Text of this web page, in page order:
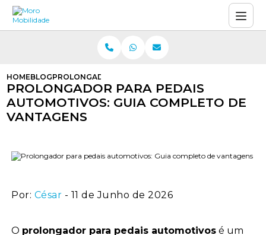
HOMEBLOGPROLONGADOR PARA PEDAIS AUTOMOTIVOS: GUIA
PROLONGADOR PARA PEDAIS
AUTOMOTIVOS: GUIA COMPLETO DE
VANTAGENS
Por: César - 11 de Junho de 2026
O prolongador para pedais automotivos é um